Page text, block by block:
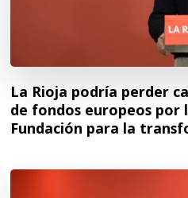
La Rioja podría perder
de fondos europeos por
Fundación para la